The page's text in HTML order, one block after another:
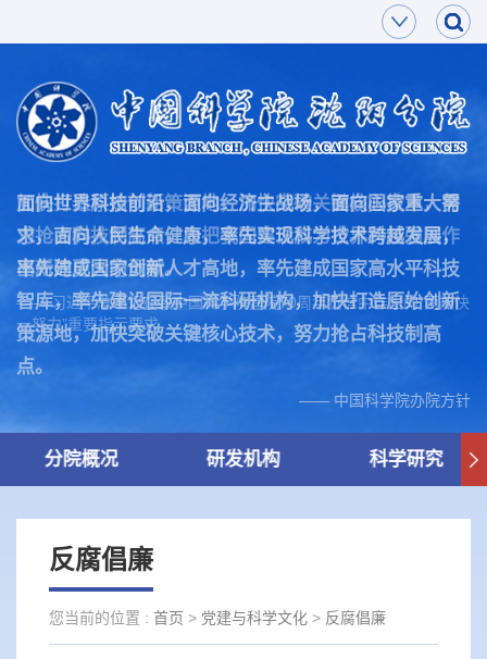
面向世界科技前沿，面向经济主战场，面向国家重大需
求，面向人民生命健康，率先实现科学技术跨越发展，
率先建成国家创新人才高地，率先建成国家高水平科技
智库，率先建设国际一流科研机构，加快打造原始创新
策源地，加快突破关键核心技术，努力抢占科技制高
点。
—— 中国科学院办院方针
加快打造原始创新策源地，加快突破关键核心技术，努
力抢占科技制高点，为把我国建设成为世界科技强国作
出新的更大的贡献。
—— 习近平总书记在致中国科学院建院70周年贺信中作出的“两加快
一努力”重要指示要求
分院概况 研发机构 科学研究
反腐倡廉
您当前的位置 : 首页 > 党建与科学文化 > 反腐倡廉